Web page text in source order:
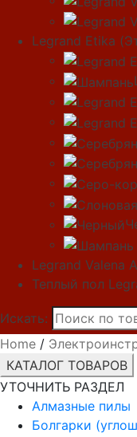
Legrand Etika
Legrand Valena
Теплый пол
Искать:
Home /
КАТАЛОГ ТОВАРОВ
УТОЧНИТЬ РАЗДЕЛ
Алмазные пилы
Болгарки